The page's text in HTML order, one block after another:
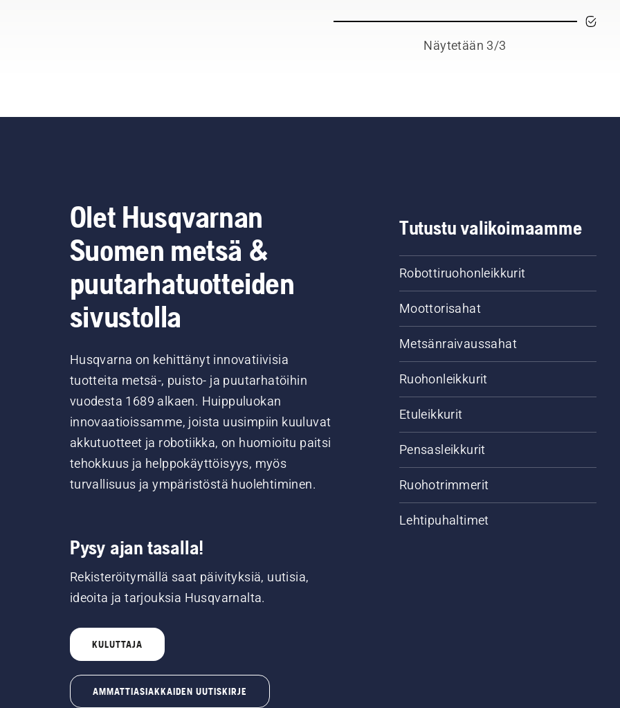
vapautettu. Vie saha
tavat esitellään alla
Näytetään 3/3
Olet Husqvarnan
Suomen metsä &
puutarhatuotteiden
sivustolla
Husqvarna on kehittänyt innovatiivisia
tuotteita metsä-, puisto- ja puutarhatöihin
vuodesta 1689 alkaen. Huippuluokan
innovaatioissamme, joista uusimpiin kuuluvat
akkutuotteet ja robotiikka, on huomioitu paitsi
tehokkuus ja helppokäyttöisyys, myös
turvallisuus ja ympäristöstä huolehtiminen.
Pysy ajan tasalla!
Rekisteröitymällä saat päivityksiä, uutisia,
ideoita ja tarjouksia Husqvarnalta.
KULUTTAJA
AMMATTIASIAKKAIDEN UUTISKIRJE
Tutustu valikoimaamme
Robottiruohonleikkurit
Moottorisahat
Metsänraivaussahat
Ruohonleikkurit
Etuleikkurit
Pensasleikkurit
Ruohotrimmerit
Lehtipuhaltimet